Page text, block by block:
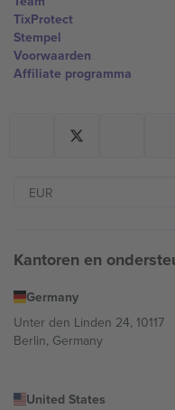
TixProtect
Stempel
Voorwaarden
Affiliate programma
Kantoren en
Germany
Unter den Linden 24, 10117
Berlin, Germany
United States